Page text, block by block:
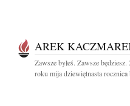
AREK
Zawsze byłeś. Zawsze
roku mija dziewiętnasta rocznica